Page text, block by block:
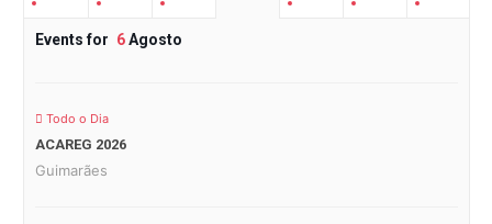
Events for 6Agosto
Todo o Dia
ACAREG 2026
Guimarães